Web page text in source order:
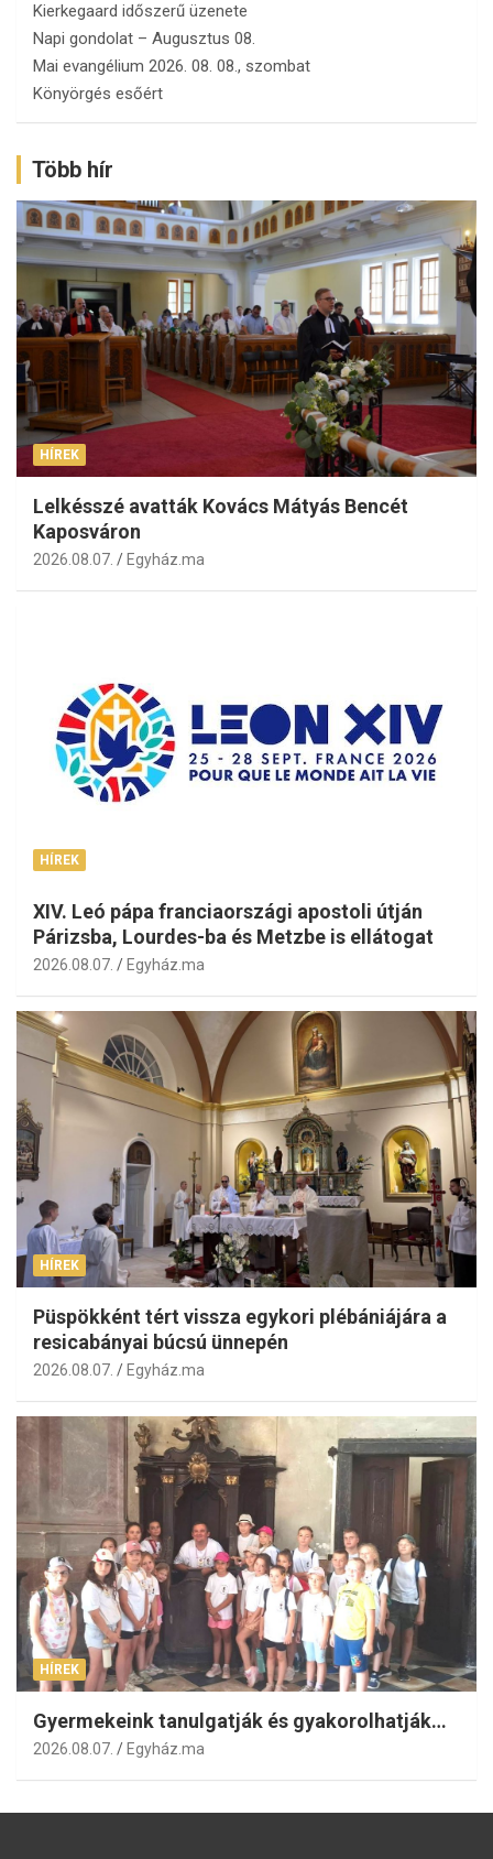
Kierkegaard időszerű üzenete
Napi gondolat – Augusztus 08.
Mai evangélium 2026. 08. 08., szombat
Könyörgés esőért
Több hír
HÍREK
Lelkésszé avatták Kovács Mátyás Bencét
Kaposváron
2026.08.07. Egyház.ma
HÍREK
XIV. Leó pápa franciaországi apostoli útján
Párizsba, Lourdes-ba és Metzbe is ellátogat
2026.08.07. Egyház.ma
HÍREK
Püspökként tért vissza egykori plébániájára a
resicabányai búcsú ünnepén
2026.08.07. Egyház.ma
HÍREK
Gyermekeink tanulgatják és gyakorolhatják…
2026.08.07. Egyház.ma